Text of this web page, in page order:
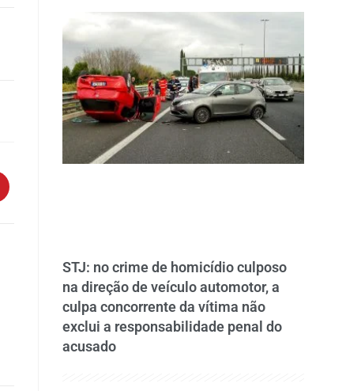
STJ: no crime de homicídio culposo
na direção de veículo automotor, a
culpa concorrente da vítima não
exclui a responsabilidade penal do
acusado